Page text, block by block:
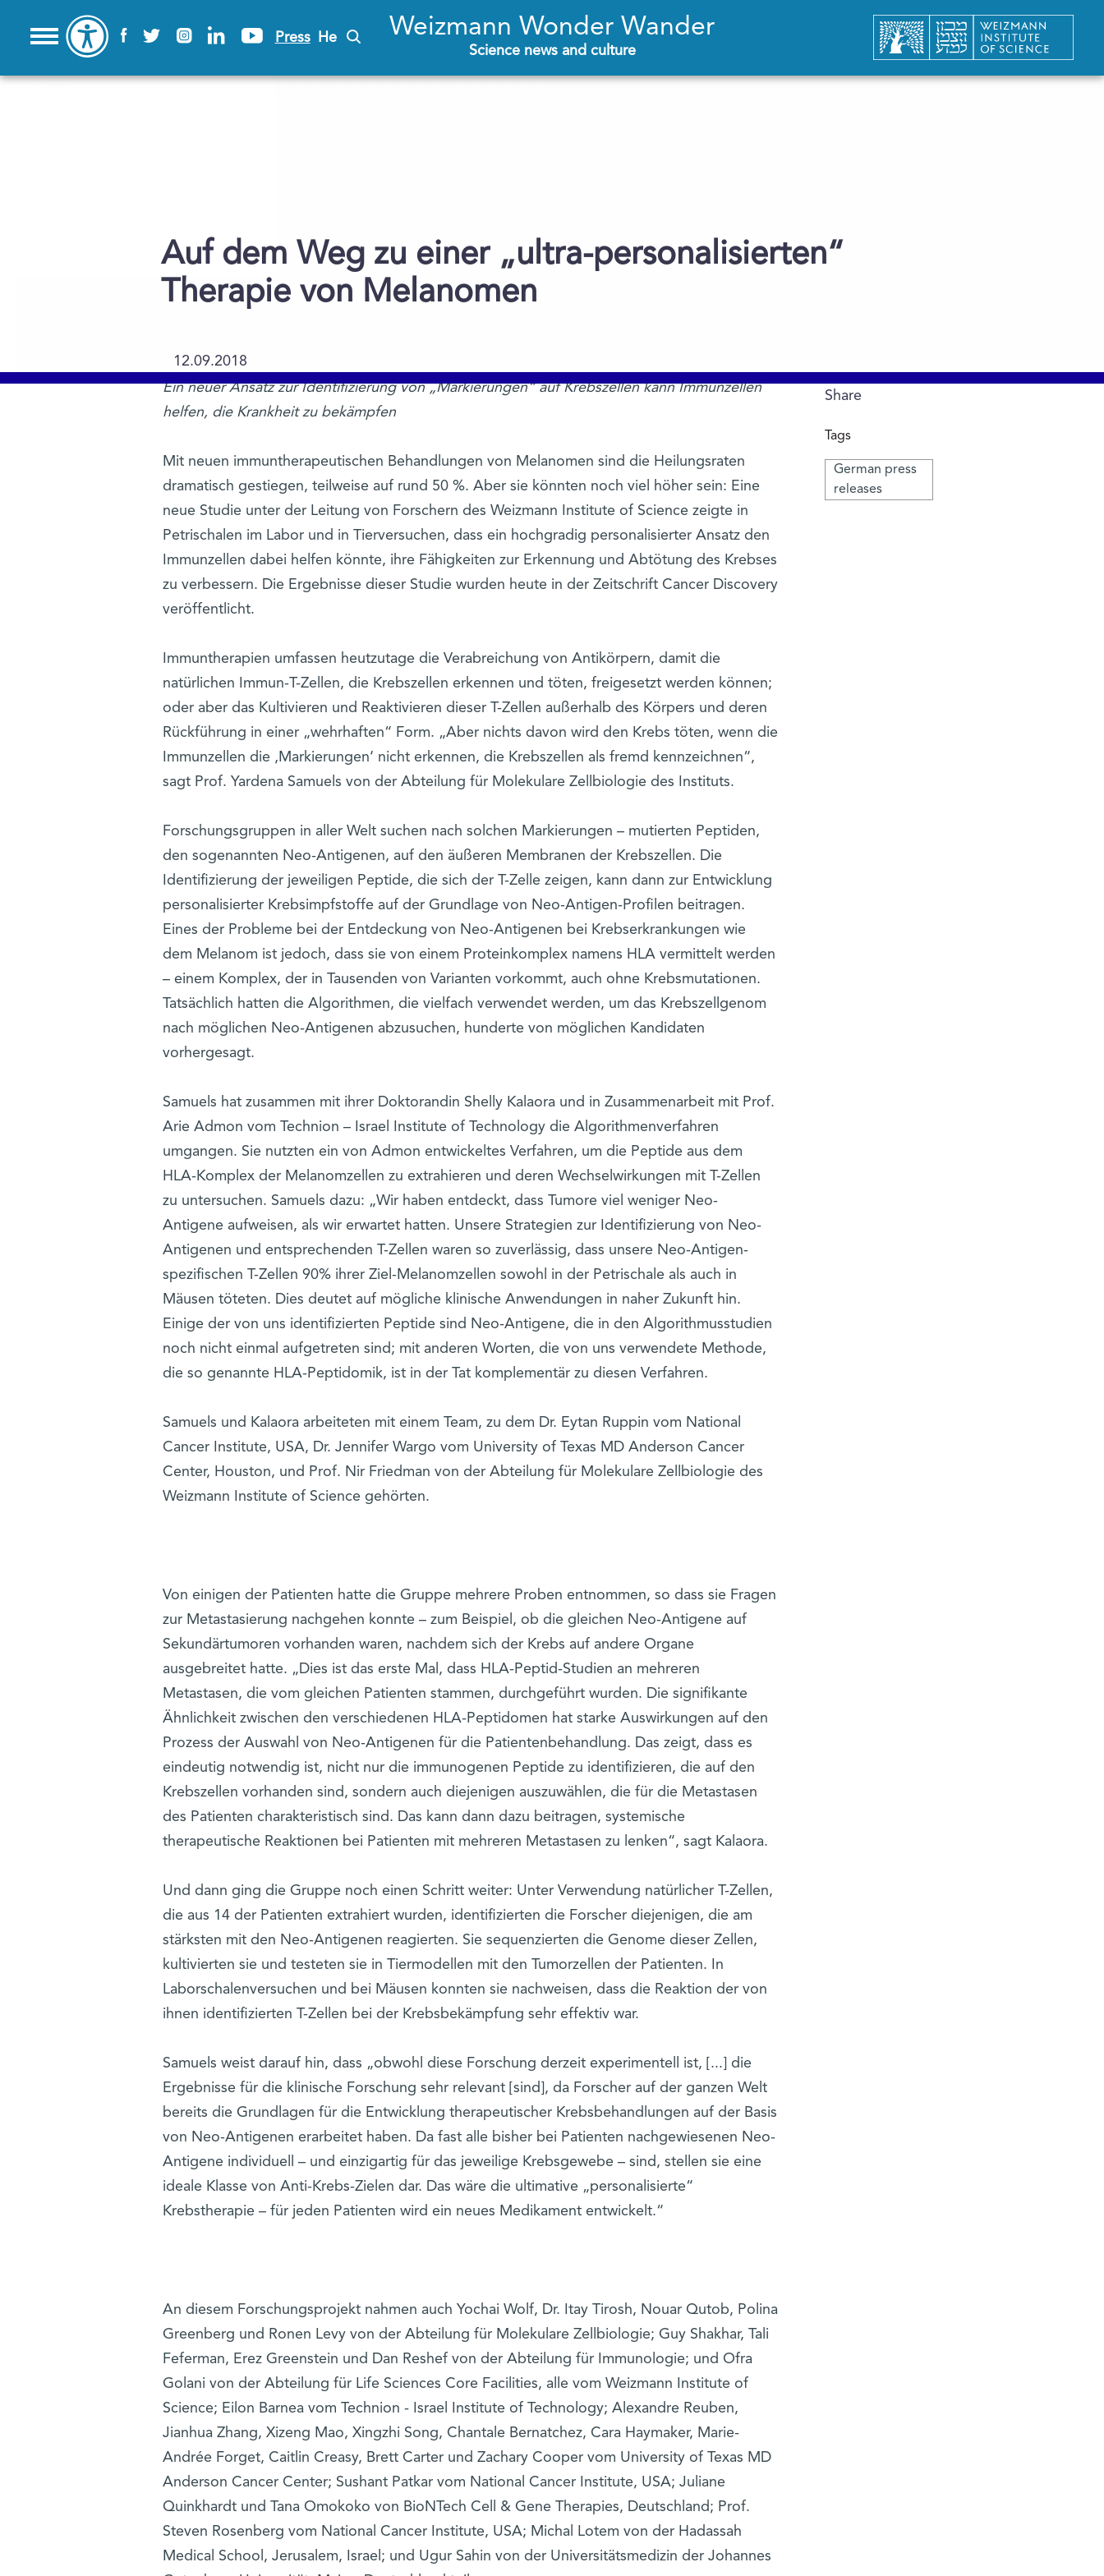
Press He Weizmann Wonder Wander
Science news and culture
Auf dem Weg zu einer „ultra-personalisierten“
Therapie von Melanomen
12.09.2018
Share
Tags
German press
releases
Ein neuer Ansatz zur Identifizierung von „Markierungen“ auf Krebszellen kann Immunzellen
helfen, die Krankheit zu bekämpfen
Mit neuen immuntherapeutischen Behandlungen von Melanomen sind die Heilungsraten
dramatisch gestiegen, teilweise auf rund 50 %. Aber sie könnten noch viel höher sein: Eine
neue Studie unter der Leitung von Forschern des Weizmann Institute of Science zeigte in
Petrischalen im Labor und in Tierversuchen, dass ein hochgradig personalisierter Ansatz den
Immunzellen dabei helfen könnte, ihre Fähigkeiten zur Erkennung und Abtötung des Krebses
zu verbessern. Die Ergebnisse dieser Studie wurden heute in der Zeitschrift Cancer Discovery
veröffentlicht.
Immuntherapien umfassen heutzutage die Verabreichung von Antikörpern, damit die
natürlichen Immun-T-Zellen, die Krebszellen erkennen und töten, freigesetzt werden können;
oder aber das Kultivieren und Reaktivieren dieser T-Zellen außerhalb des Körpers und deren
Rückführung in einer „wehrhaften“ Form. „Aber nichts davon wird den Krebs töten, wenn die
Immunzellen die ‚Markierungen‘ nicht erkennen, die Krebszellen als fremd kennzeichnen“,
sagt Prof. Yardena Samuels von der Abteilung für Molekulare Zellbiologie des Instituts.
Forschungsgruppen in aller Welt suchen nach solchen Markierungen – mutierten Peptiden,
den sogenannten Neo-Antigenen, auf den äußeren Membranen der Krebszellen. Die
Identifizierung der jeweiligen Peptide, die sich der T-Zelle zeigen, kann dann zur Entwicklung
personalisierter Krebsimpfstoffe auf der Grundlage von Neo-Antigen-Profilen beitragen.
Eines der Probleme bei der Entdeckung von Neo-Antigenen bei Krebserkrankungen wie
dem Melanom ist jedoch, dass sie von einem Proteinkomplex namens HLA vermittelt werden
– einem Komplex, der in Tausenden von Varianten vorkommt, auch ohne Krebsmutationen.
Tatsächlich hatten die Algorithmen, die vielfach verwendet werden, um das Krebszellgenom
nach möglichen Neo-Antigenen abzusuchen, hunderte von möglichen Kandidaten
vorhergesagt.
Samuels hat zusammen mit ihrer Doktorandin Shelly Kalaora und in Zusammenarbeit mit Prof.
Arie Admon vom Technion – Israel Institute of Technology die Algorithmenverfahren
umgangen. Sie nutzten ein von Admon entwickeltes Verfahren, um die Peptide aus dem
HLA-Komplex der Melanomzellen zu extrahieren und deren Wechselwirkungen mit T-Zellen
zu untersuchen. Samuels dazu: „Wir haben entdeckt, dass Tumore viel weniger Neo-
Antigene aufweisen, als wir erwartet hatten. Unsere Strategien zur Identifizierung von Neo-
Antigenen und entsprechenden T-Zellen waren so zuverlässig, dass unsere Neo-Antigen-
spezifischen T-Zellen 90% ihrer Ziel-Melanomzellen sowohl in der Petrischale als auch in
Mäusen töteten. Dies deutet auf mögliche klinische Anwendungen in naher Zukunft hin.
Einige der von uns identifizierten Peptide sind Neo-Antigene, die in den Algorithmusstudien
noch nicht einmal aufgetreten sind; mit anderen Worten, die von uns verwendete Methode,
die so genannte HLA-Peptidomik, ist in der Tat komplementär zu diesen Verfahren.
Samuels und Kalaora arbeiteten mit einem Team, zu dem Dr. Eytan Ruppin vom National
Cancer Institute, USA, Dr. Jennifer Wargo vom University of Texas MD Anderson Cancer
Center, Houston, und Prof. Nir Friedman von der Abteilung für Molekulare Zellbiologie des
Weizmann Institute of Science gehörten.
Von einigen der Patienten hatte die Gruppe mehrere Proben entnommen, so dass sie Fragen
zur Metastasierung nachgehen konnte – zum Beispiel, ob die gleichen Neo-Antigene auf
Sekundärtumoren vorhanden waren, nachdem sich der Krebs auf andere Organe
ausgebreitet hatte. „Dies ist das erste Mal, dass HLA-Peptid-Studien an mehreren
Metastasen, die vom gleichen Patienten stammen, durchgeführt wurden. Die signifikante
Ähnlichkeit zwischen den verschiedenen HLA-Peptidomen hat starke Auswirkungen auf den
Prozess der Auswahl von Neo-Antigenen für die Patientenbehandlung. Das zeigt, dass es
eindeutig notwendig ist, nicht nur die immunogenen Peptide zu identifizieren, die auf den
Krebszellen vorhanden sind, sondern auch diejenigen auszuwählen, die für die Metastasen
des Patienten charakteristisch sind. Das kann dann dazu beitragen, systemische
therapeutische Reaktionen bei Patienten mit mehreren Metastasen zu lenken“, sagt Kalaora.
Und dann ging die Gruppe noch einen Schritt weiter: Unter Verwendung natürlicher T-Zellen,
die aus 14 der Patienten extrahiert wurden, identifizierten die Forscher diejenigen, die am
stärksten mit den Neo-Antigenen reagierten. Sie sequenzierten die Genome dieser Zellen,
kultivierten sie und testeten sie in Tiermodellen mit den Tumorzellen der Patienten. In
Laborschalenversuchen und bei Mäusen konnten sie nachweisen, dass die Reaktion der von
ihnen identifizierten T-Zellen bei der Krebsbekämpfung sehr effektiv war.
Samuels weist darauf hin, dass „obwohl diese Forschung derzeit experimentell ist, [...] die
Ergebnisse für die klinische Forschung sehr relevant [sind], da Forscher auf der ganzen Welt
bereits die Grundlagen für die Entwicklung therapeutischer Krebsbehandlungen auf der Basis
von Neo-Antigenen erarbeitet haben. Da fast alle bisher bei Patienten nachgewiesenen Neo-
Antigene individuell – und einzigartig für das jeweilige Krebsgewebe – sind, stellen sie eine
ideale Klasse von Anti-Krebs-Zielen dar. Das wäre die ultimative „personalisierte“
Krebstherapie – für jeden Patienten wird ein neues Medikament entwickelt.“
An diesem Forschungsprojekt nahmen auch Yochai Wolf, Dr. Itay Tirosh, Nouar Qutob, Polina
Greenberg und Ronen Levy von der Abteilung für Molekulare Zellbiologie; Guy Shakhar, Tali
Feferman, Erez Greenstein und Dan Reshef von der Abteilung für Immunologie; und Ofra
Golani von der Abteilung für Life Sciences Core Facilities, alle vom Weizmann Institute of
Science; Eilon Barnea vom Technion - Israel Institute of Technology; Alexandre Reuben,
Jianhua Zhang, Xizeng Mao, Xingzhi Song, Chantale Bernatchez, Cara Haymaker, Marie-
Andrée Forget, Caitlin Creasy, Brett Carter und Zachary Cooper vom University of Texas MD
Anderson Cancer Center; Sushant Patkar vom National Cancer Institute, USA; Juliane
Quinkhardt und Tana Omokoko von BioNTech Cell & Gene Therapies, Deutschland; Prof.
Steven Rosenberg vom National Cancer Institute, USA; Michal Lotem von der Hadassah
Medical School, Jerusalem, Israel; und Ugur Sahin von der Universitätsmedizin der Johannes